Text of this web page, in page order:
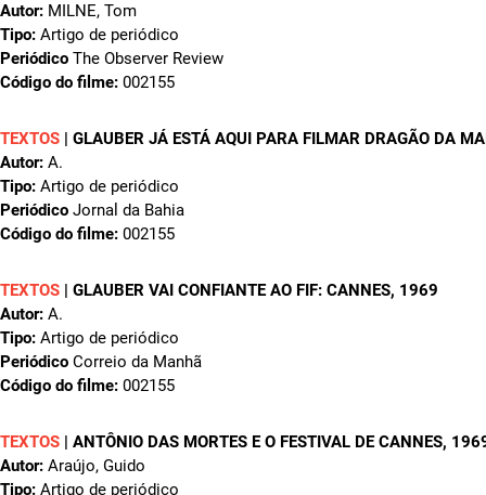
Autor: MILNE, Tom
Tipo: Artigo de periódico
Periódico The Observer Review
Código do filme: 002155
TEXTOS | GLAUBER JÁ ESTÁ AQUI PARA FILMAR DRAGÃO DA
Autor: A.
Tipo: Artigo de periódico
Periódico Jornal da Bahia
Código do filme: 002155
TEXTOS | GLAUBER VAI CONFIANTE AO FIF: CANNES, 1969
Autor: A.
Tipo: Artigo de periódico
Periódico Correio da Manhã
Código do filme: 002155
TEXTOS | ANTÔNIO DAS MORTES E O FESTIVAL DE CANNES,
Autor: Araújo, Guido
Tipo: Artigo de periódico